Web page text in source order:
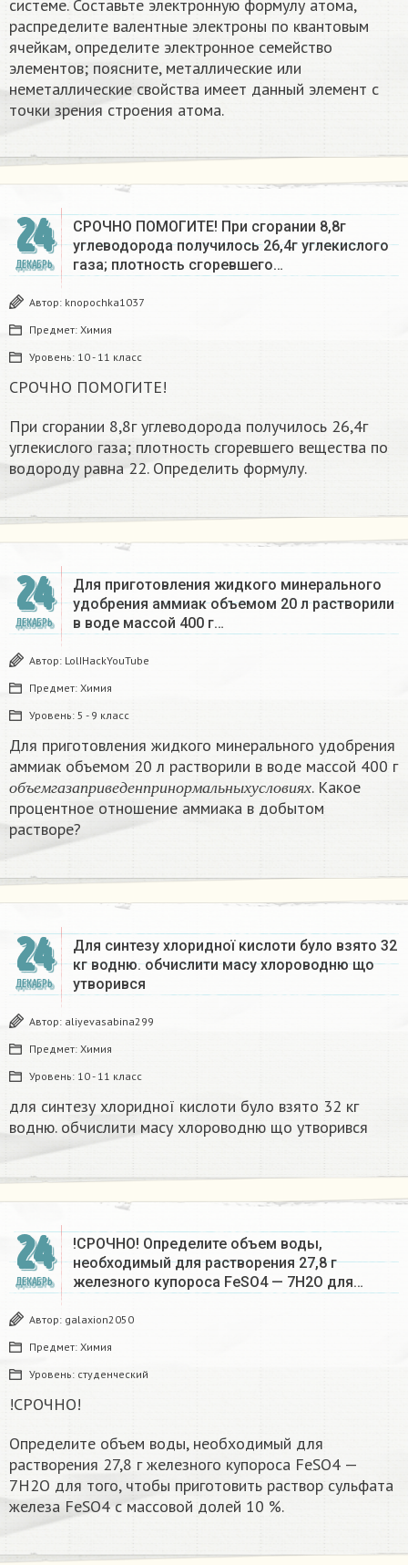
системе. Составьте электронную формулу атома,
распределите валентные электроны по квантовым
ячейкам, определите электронное семейство
элементов; поясните, металлические или
неметаллические свойства имеет данный элемент с
точки зрения строения атома.
24
ДЕКАБРЬ
СРОЧНО ПОМОГИТЕ! При сгорании 8,8г
углеводорода получилось 26,4г углекислого
газа; плотность сгоревшего…
Автор: knopochka1037
Предмет: Химия
Уровень: 10 - 11 класс
СРОЧНО ПОМОГИТЕ!
При сгорании 8,8г углеводорода получилось 26,4г
углекислого газа; плотность сгоревшего вещества по
водороду равна 22. Определить формулу.
24
ДЕКАБРЬ
Для приготовления жидкого минерального
удобрения аммиак объемом 20 л растворили
в воде массой 400 г…
Автор: LolIHackYouTube
Предмет: Химия
Уровень: 5 - 9 класс
Для приготовления жидкого минерального удобрения
аммиак объемом 20 л растворили в воде массой 400 г
о б ъемг а з а п р и в е д е н п р и н о рмал ьн ых у сл о в иях
объемгазаприведен пр инормальных условиях
. Какое
процентное отношение аммиака в добытом
растворе?
24
ДЕКАБРЬ
Для синтезу хлоридної кислоти було взято 32
кг водню. обчислити масу хлороводню що
утворився​
Автор: aliyevasabina299
Предмет: Химия
Уровень: 10 - 11 класс
для синтезу хлоридної кислоти було взято 32 кг
водню. обчислити масу хлороводню що утворився​
24
ДЕКАБРЬ
!СРОЧНО! Определите объем воды,
необходимый для растворения 27,8 г
железного купороса FeSO4 — 7Н2О для…
Автор: galaxion2050
Предмет: Химия
Уровень: студенческий
!СРОЧНО!
Определите объем воды, необходимый для
растворения 27,8 г железного купороса FeSO4 —
7Н2О для того, чтобы приготовить раствор сульфата
железа FeSO4 с массовой долей 10 %.​